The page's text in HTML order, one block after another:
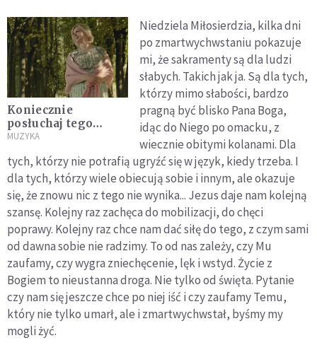
Koniecznie
posłuchaj tego
utworu przed
Miłosierdzia
MUZYKA
Niedziela Miłosierdzia, kilka dni
po zmartwychwstaniu pokazuje
mi, że sakramenty są dla ludzi
słabych. Takich jak ja. Są dla tych,
którzy mimo słabości, bardzo
pragną być blisko Pana Boga,
idąc do Niego po omacku, z
wiecznie obitymi kolanami. Dla
tych, którzy nie potrafią ugryźć się w język, kiedy trzeba. I
dla tych, którzy wiele obiecują sobie i innym, ale okazuje
się, że znowu nic z tego nie wynika... Jezus daje nam kolejną
szansę. Kolejny raz zachęca do mobilizacji, do chęci
poprawy. Kolejny raz chce nam dać siłę do tego, z czym sami
od dawna sobie nie radzimy. To od nas zależy, czy Mu
zaufamy, czy wygra zniechęcenie, lęk i wstyd. Życie z
Bogiem to nieustanna droga. Nie tylko od święta. Pytanie
czy nam się jeszcze chce po niej iść i czy zaufamy Temu,
który nie tylko umarł, ale i zmartwychwstał, byśmy my
mogli żyć.